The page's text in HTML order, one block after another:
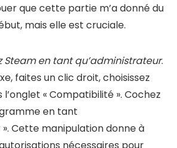
que cette partie m’a donné du
mais elle est cruciale.
Steam en tant qu’administrateur.
faites un clic droit, choisissez
l’onglet « Compatibilité ». Cochez
en tant
Cette manipulation donne à
nécessaires pour